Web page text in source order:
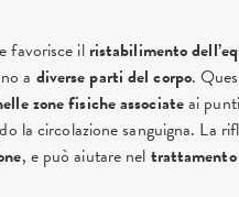
favorisce il ristabilimento
a diverse parti del corpo.
zone fisiche associateai
la circolazione sanguigna. La
, e può aiutare nel trattamento